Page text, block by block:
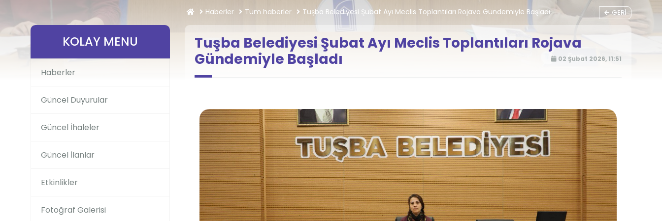
Haberler Tüm haberler Tuşba Belediyesi Şubat Ayı Meclis Toplantıları Rojava Gündemiyle Başladı GERI
KOLAY MENU
Haberler
Güncel Duyurular
Güncel İhaleler
Güncel İlanlar
Etkinlikler
Fotoğraf Galerisi
Tuşba Belediyesi Şubat Ayı Meclis Toplantıları Rojava
Gündemiyle Başladı
02 Şubat 2026, 11:51